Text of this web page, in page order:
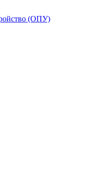
(ОПУ)